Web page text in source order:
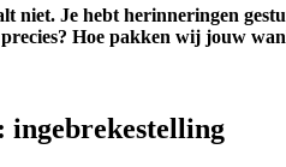
niet. Je hebt herinneringen
Hoe pakken wij jouw
ingebrekestelling